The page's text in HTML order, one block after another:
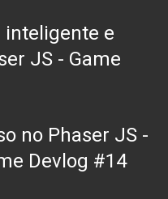
inteligente e
JS - Game
no Phaser JS -
Devlog #14